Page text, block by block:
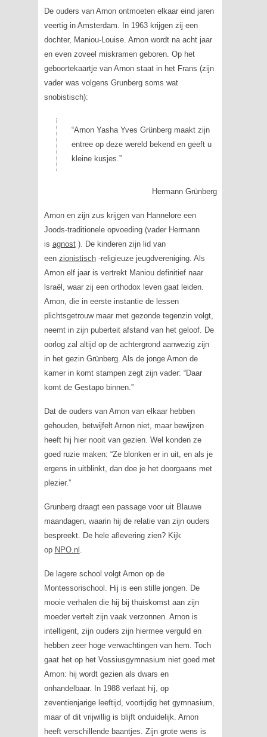
De ouders van Arnon ontmoeten elkaar eind jaren
veertig in Amsterdam. In 1963 krijgen zij een
dochter, Maniou-Louise. Arnon wordt na acht jaar
en even zoveel miskramen geboren. Op het
geboortekaartje van Arnon staat in het Frans (zijn
vader was volgens Grunberg soms wat
snobistisch):
“Arnon Yasha Yves Grünberg maakt zijn
entree op deze wereld bekend en geeft u
kleine kusjes.”
Hermann Grünberg
Arnon en zijn zus krijgen van Hannelore een
Joods-traditionele opvoeding (vader Hermann
is agnost). De kinderen zijn lid van
een zionistisch-religieuze jeugdvereniging. Als
Arnon elf jaar is vertrekt Maniou definitief naar
lsraël, waar zij een orthodox leven gaat leiden.
Arnon, die in eerste instantie de lessen
plichtsgetrouw maar met gezonde tegenzin volgt,
neemt in zijn puberteit afstand van het geloof. De
oorlog zal altijd op de achtergrond aanwezig zijn
in het gezin Grünberg. Als de jonge Arnon de
kamer in komt stampen zegt zijn vader: “Daar
komt de Gestapo binnen.”
Dat de ouders van Arnon van elkaar hebben
gehouden, betwijfelt Arnon niet, maar bewijzen
heeft hij hier nooit van gezien. Wel konden ze
goed ruzie maken: “Ze blonken er in uit, en als je
ergens in uitblinkt, dan doe je het doorgaans met
plezier.”
Grunberg draagt een passage voor uit Blauwe
maandagen, waarin hij de relatie van zijn ouders
bespreekt. De hele aflevering zien? Kijk
op NPO.nl .
De lagere school volgt Arnon op de
Montessorischool. Hij is een stille jongen. De
mooie verhalen die hij bij thuiskomst aan zijn
moeder vertelt zijn vaak verzonnen. Arnon is
intelligent, zijn ouders zijn hiermee verguld en
hebben zeer hoge verwachtingen van hem. Toch
gaat het op het Vossiusgymnasium niet goed met
Arnon: hij wordt gezien als dwars en
onhandelbaar. In 1988 verlaat hij, op
zeventienjarige leeftijd, voortijdig het gymnasium,
maar of dit vrijwillig is blijft onduidelijk. Arnon
heeft verschillende baantjes. Zijn grote wens is